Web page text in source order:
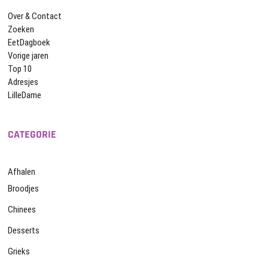
Over & Contact
Zoeken
EetDagboek
Vorige jaren
Top 10
Adresjes
LilleDame
CATEGORIE
Afhalen
Broodjes
Chinees
Desserts
Grieks